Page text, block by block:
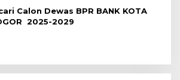
Calon Dewas BPR BANK KOTA
2025-2029